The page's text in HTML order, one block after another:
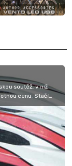
soutěž, v níž
cenu. Stačí